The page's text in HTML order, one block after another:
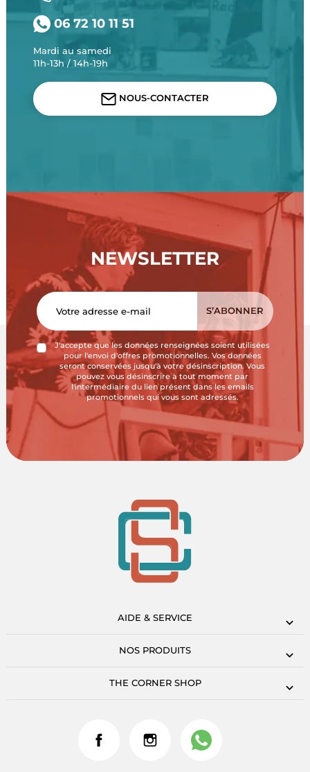
06 72 10 11 51
Mardi au samedi
11h-13h / 14h-19h
NOUS-CONTACTER
NEWSLETTER
J'accepte que les données renseignées soient utilisées
pour l'envoi d'offres promotionnelles. Vos données
seront conservées jusqu'à votre désinscription. Vous
pouvez vous désinscrire à tout moment par
l'intermédiaire du lien présent dans les emails
promotionnels qui vous sont adressés.
AIDE & SERVICE
NOS PRODUITS
THE CORNER SHOP